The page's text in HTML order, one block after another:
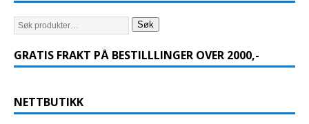
Søk
GRATIS FRAKT PÅ BESTILLLINGER OVER 2000,-
NETTBUTIKK